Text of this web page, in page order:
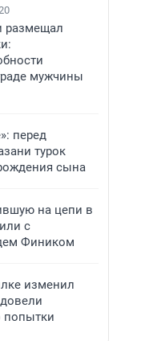
размещал
мужчины
перед
турок
сына
на цепи в
с
Фиником
изменил
попытки